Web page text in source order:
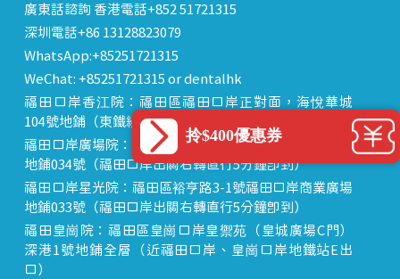
廣東話諮詢 香港電話+852 51721315
深圳電話+86 13128823079
WhatsApp:+85251721315
WeChat: +85251721315 or dentalhk
福田口岸香江院：福田區福田口岸正對面，海悅華城
104號地鋪（東鐵線落馬洲站出關對面即到）
福田口岸廣場院：福田區裕亨路3-1號福田口岸商業廣場
地鋪034號（福田口岸出關右轉直行5分鐘即到）
福田口岸星光院：福田區裕亨路3-1號福田口岸商業廣場
地鋪033號（福田口岸出關右轉直行5分鐘即到）
福田皇崗院：福田區皇崗口岸皇禦苑（皇城廣場C門）
深港1號地鋪全層（近福田口岸、皇崗口岸地鐵站E出
口）
拎$400優惠券